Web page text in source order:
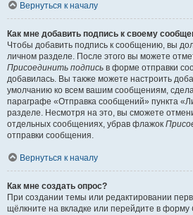
Вернуться к началу
Как мне добавить подпись к своему
Чтобы добавить подпись к сообщению, вы
личном разделе. После этого вы можете
Присоединить подпись в форме отправки
добавилась. Вы также можете настроить
умолчанию ко всем вашим сообщениям,
параграфе «Отправка сообщений» пункта
разделе. Несмотря на это, вы сможете
отдельных сообщениях, убрав флажок
отправки сообщения.
Вернуться к началу
Как мне создать опрос?
При создании темы или редактировании
щёлкните на вкладке или перейдите в форму